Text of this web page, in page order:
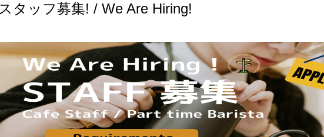
スタッフ募集! / We Are Hiring!